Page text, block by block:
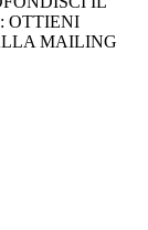
OTTIENI
MAILING